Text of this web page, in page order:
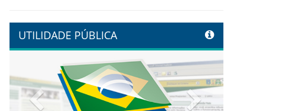
UTILIDADE PÚBLICA
Previous Next